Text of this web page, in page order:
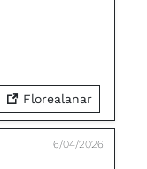
Florealanar
6/04/2026